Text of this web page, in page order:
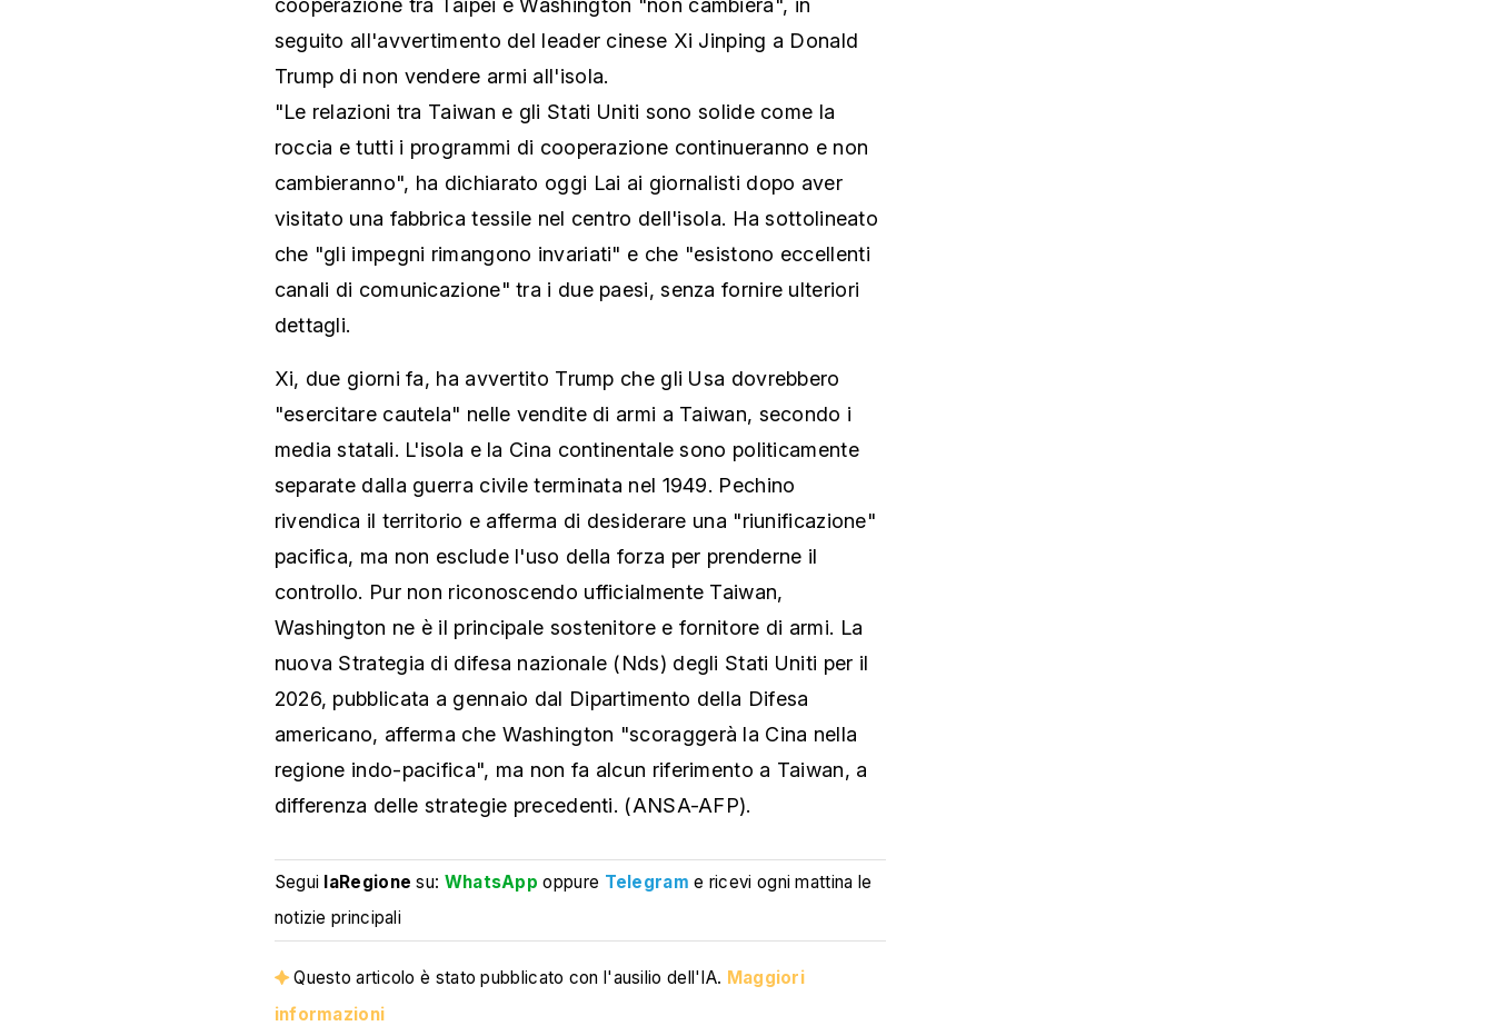
cooperazione tra Taipei e Washington "non cambierà", in
seguito all'avvertimento del leader cinese Xi Jinping a Donald
Trump di non vendere armi all'isola.
"Le relazioni tra Taiwan e gli Stati Uniti sono solide come la
roccia e tutti i programmi di cooperazione continueranno e non
cambieranno", ha dichiarato oggi Lai ai giornalisti dopo aver
visitato una fabbrica tessile nel centro dell'isola. Ha sottolineato
che "gli impegni rimangono invariati" e che "esistono eccellenti
canali di comunicazione" tra i due paesi, senza fornire ulteriori
dettagli.
Xi, due giorni fa, ha avvertito Trump che gli Usa dovrebbero
"esercitare cautela" nelle vendite di armi a Taiwan, secondo i
media statali. L'isola e la Cina continentale sono politicamente
separate dalla guerra civile terminata nel 1949. Pechino
rivendica il territorio e afferma di desiderare una "riunificazione"
pacifica, ma non esclude l'uso della forza per prenderne il
controllo. Pur non riconoscendo ufficialmente Taiwan,
Washington ne è il principale sostenitore e fornitore di armi. La
nuova Strategia di difesa nazionale (Nds) degli Stati Uniti per il
2026, pubblicata a gennaio dal Dipartimento della Difesa
americano, afferma che Washington "scoraggerà la Cina nella
regione indo-pacifica", ma non fa alcun riferimento a Taiwan, a
differenza delle strategie precedenti. (ANSA-AFP).
Segui laRegione su: WhatsApp oppure Telegram e ricevi ogni mattina le
notizie principali
Questo articolo è stato pubblicato con l'ausilio dell'IA. Maggiori
informazioni